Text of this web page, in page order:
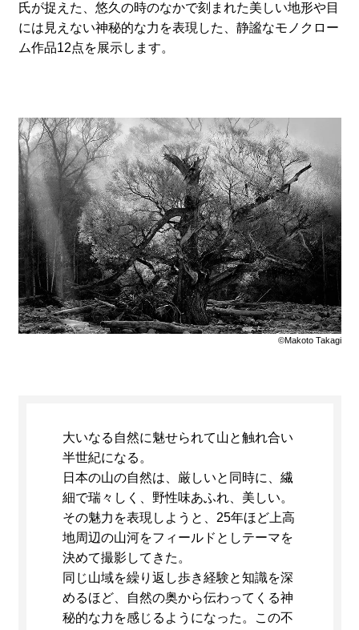
氏が捉えた、悠久の時のなかで刻まれた美しい地形や目
には見えない神秘的な力を表現した、静謐なモノクロー
ム作品12点を展示します。
©Makoto Takagi
大いなる自然に魅せられて山と触れ合い
半世紀になる。
日本の山の自然は、厳しいと同時に、繊
細で瑞々しく、野性味あふれ、美しい。
その魅力を表現しようと、25年ほど上高
地周辺の山河をフィールドとしテーマを
決めて撮影してきた。
同じ山域を繰り返し歩き経験と知識を深
めるほど、自然の奥から伝わってくる神
秘的な力を感じるようになった。この不